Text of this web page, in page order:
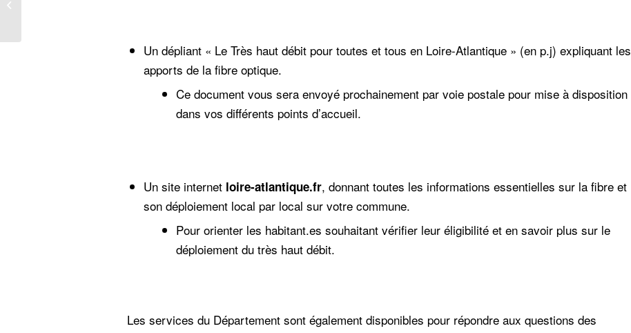
Un dépliant « Le Très haut débit pour toutes et tous en Loire-Atlantique » (en p.j) expliquant les
apports de la fibre optique.
Ce document vous sera envoyé prochainement par voie postale pour mise à disposition
dans vos différents points d’accueil.
Un site internet loire-atlantique.fr, donnant toutes les informations essentielles sur la fibre et
son déploiement local par local sur votre commune.
Pour orienter les habitant.es souhaitant vérifier leur éligibilité et en savoir plus sur le
déploiement du très haut débit.
Les services du Département sont également disponibles pour répondre aux questions des